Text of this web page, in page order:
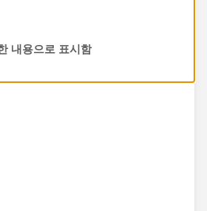
내용으로 표시함